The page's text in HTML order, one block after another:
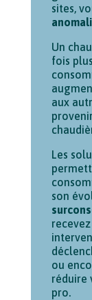
sites,
Un
fois
aux
Les
son
ou
réduire
pro.